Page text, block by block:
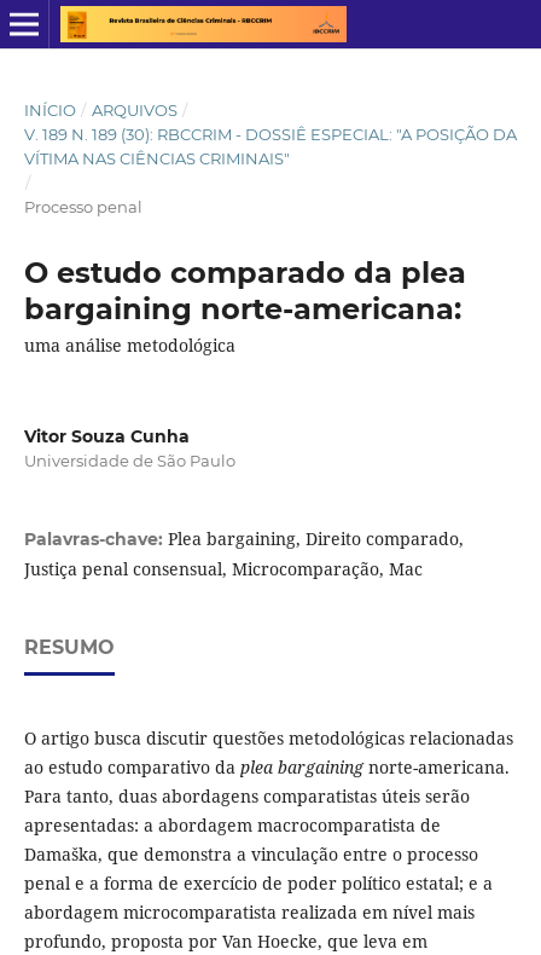
INÍCIO / ARQUIVOS /
V. 189 N. 189 (30): RBCCRIM - DOSSIÊ ESPECIAL: "A POSIÇÃO DA
VÍTIMA NAS CIÊNCIAS CRIMINAIS"
/
Processo penal
O estudo comparado da plea
bargaining norte-americana:
uma análise metodológica
Vitor Souza Cunha
Universidade de São Paulo
Palavras-chave: Plea bargaining, Direito comparado,
Justiça penal consensual, Microcomparação, Mac
RESUMO
O artigo busca discutir questões metodológicas relacionadas
ao estudo comparativo da plea bargainingnorte-americana.
Para tanto, duas abordagens comparatistas úteis serão
apresentadas: a abordagem macrocomparatista de
Damaška, que demonstra a vinculação entre o processo
penal e a forma de exercício de poder político estatal; e a
abordagem microcomparatista realizada em nível mais
profundo, proposta por Van Hoecke, que leva em